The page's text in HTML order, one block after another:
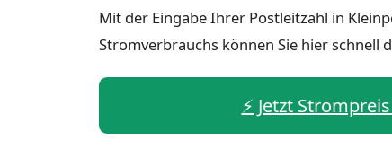
Mit der Eingabe Ihrer Postleitzahl in
Stromverbrauchs können Sie hier schnell
⚡️ Jetzt